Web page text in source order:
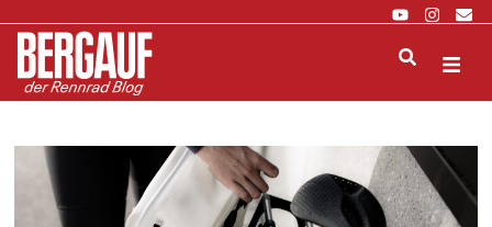
zum
Inhalt